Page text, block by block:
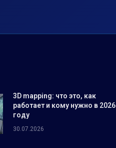
3D mapping: что это, как
работает и кому нужно в 2026
году
30.07.2026